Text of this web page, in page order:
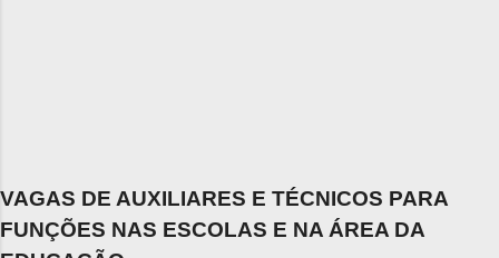
VAGAS DE AUXILIARES E TÉCNICOS PARA
FUNÇÕES NAS ESCOLAS E NA ÁREA DA